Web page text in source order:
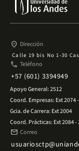
place Dirección
Calle 19 bis No 1-30
phone Teléfono
+57 (601) 3394949
Apoyo General: 2512
Coord. Empresas: Ext 2074
Gcia. de Carrera: Ext 2004
Coord. Prácticas: Ext 2084 -
mail Correo